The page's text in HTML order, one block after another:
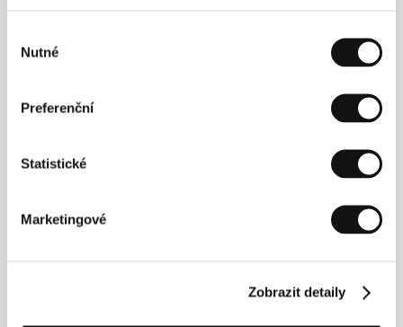
souhlasu
Nutné
Preferenční
Statistické
Marketingové
Zobrazit detaily
Rychlík do hlavního města
Režie: Artem Antonov / Rusko, 2003, 30 min
(Angel na obočině)
Režie: Sulev Keedus / Estonsko, Finsko, 2003, 129 min